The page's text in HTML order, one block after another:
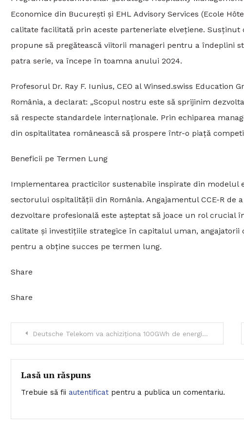
Economice din București și EHL Advisory Services (Ecole
calitate facilitată prin aceste parteneriate elvețiene. Susținut
propune să pregătească viitorii manageri pentru a îndeplini
patra serie, va începe în toamna anului 2024.
Profesorul Dr. Ray F. Iunius, CEO al Winsed.swiss
România, a declarat: „Scopul nostru este să sprijinim
să respecte standardele internaționale. Prin echiparea
din ospitalitatea românească să prospere într-o piață
Beneficii pe Termen Lung
Implementarea practicilor sustenabile inspirate din
sectorului ospitalității din România. Angajamentul CCE-R de
dezvoltare profesională este așteptat să joace un rol
calitate și investițiile strategice în capitalul uman,
pentru a obține succes pe termen lung.
Share
Share
Navigare
în
articole
Deutsche Telekom va achiziționa 100GWh de energie curată anual din România
Lasă un răspuns
Trebuie să fii autentificat pentru a publica un comentariu.